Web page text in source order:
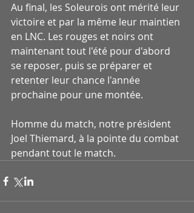
Au final, les Soleurois ont mérité leur
victoire et par la même leur maintien
en LNC. Les rouges et noirs ont
maintenant tout l'été pour d'abord
se reposer, puis se préparer et
retenter leur chance l'année
prochaine pour une montée.
Homme du match, notre président
Joel Thiemard, à la pointe du combat
pendant tout le match.